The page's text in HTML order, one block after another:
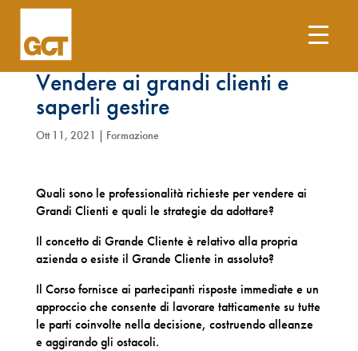
Corso FAD Key account:
Vendere ai grandi clienti e
saperli gestire
Ott 11, 2021 | Formazione
Quali sono le professionalità richieste per vendere ai
Grandi Clienti e quali le strategie da adottare?
Il concetto di Grande Cliente è relativo alla propria
azienda o esiste il Grande Cliente in assoluto?
Il Corso fornisce ai partecipanti risposte immediate e un
approccio che consente di lavorare tatticamente su tutte
le parti coinvolte nella decisione, costruendo alleanze
e aggirando gli ostacoli.